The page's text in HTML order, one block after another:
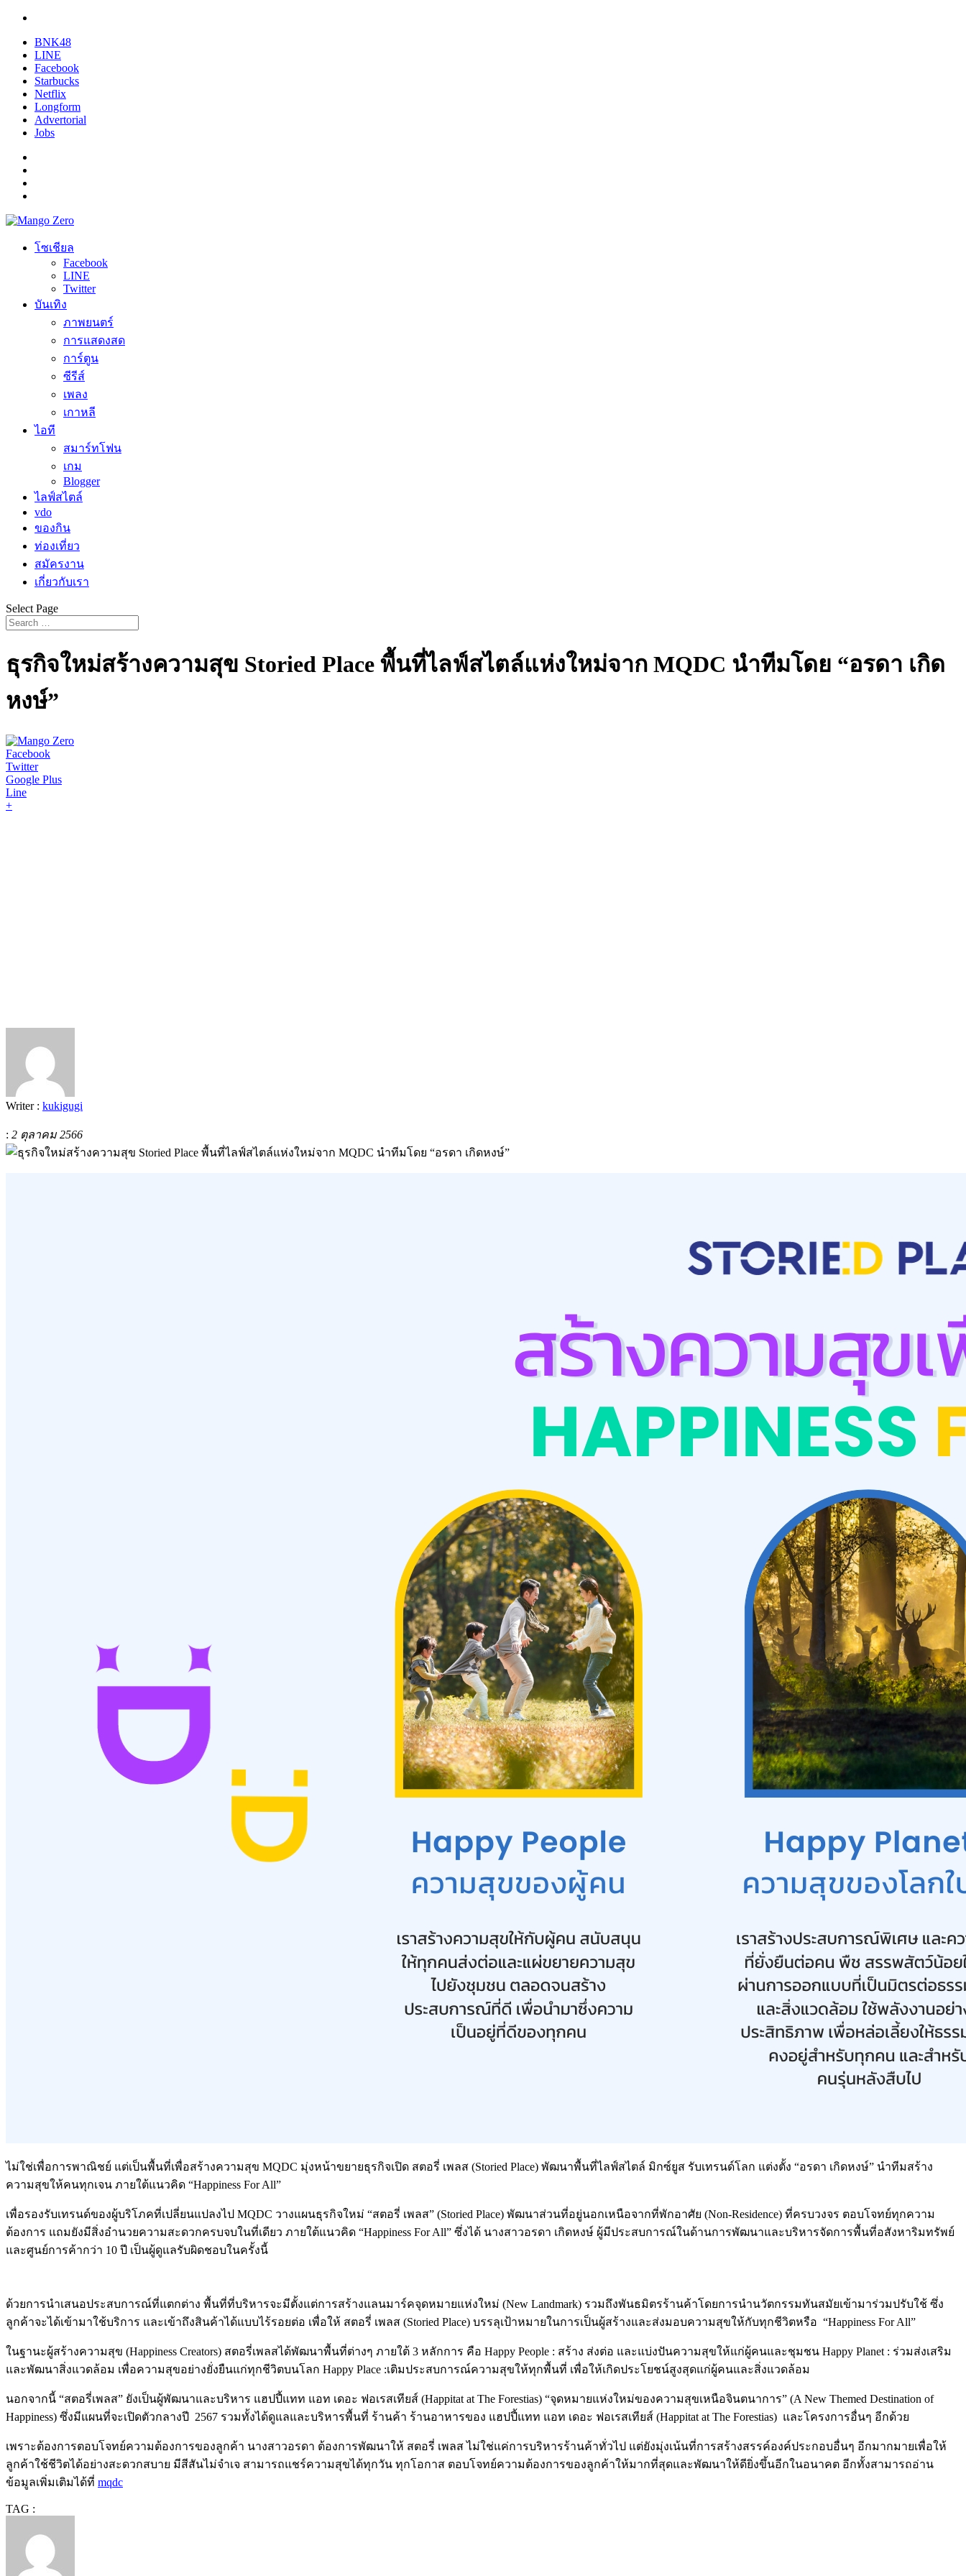
BNK48
LINE
Facebook
Starbucks
Netflix
Longform
Advertorial
Jobs
โซเชียล
Facebook
LINE
Twitter
บันเทิง
ภาพยนตร์
การแสดงสด
การ์ตูน
ซีรีส์
เพลง
เกาหลี
ไอที
สมาร์ทโฟน
เกม
Blogger
ไลฟ์สไตล์
vdo
ของกิน
ท่องเที่ยว
สมัครงาน
เกี่ยวกับเรา
Select Page
ธุรกิจใหม่สร้างความสุข Storied Place พื้นที่ไลฟ์สไตล์แห่งใหม่จาก MQDC นำทีมโดย “อรดา เกิด
หงษ์”
Facebook
Twitter
Google Plus
Line
+
Writer : kukigugi
: 2 ตุลาคม 2566
ไม่ใช่เพื่อการพาณิชย์ แต่เป็นพื้นที่เพื่อสร้างความสุข MQDC มุ่งหน้าขยายธุรกิจเปิด สตอรี่ เพลส (Storied Place) พัฒนาพื้นที่ไลฟ์สไตล์ มิกซ์ยูส รับเทรนด์โลก แต่งตั้ง “อรดา เกิดหงษ์” นำทีมสร้าง
ความสุขให้คนทุกเจน ภายใต้แนวคิด “Happiness For All”
เพื่อรองรับเทรนด์ของผู้บริโภคที่เปลี่ยนแปลงไป MQDC วางแผนธุรกิจใหม่ “สตอรี่ เพลส” (Storied Place) พัฒนาส่วนที่อยู่นอกเหนือจากที่พักอาศัย (Non-Residence) ที่ครบวงจร ตอบโจทย์ทุกความ
ต้องการ แถมยังมีสิ่งอำนวยความสะดวกครบจบในที่เดียว ภายใต้แนวคิด “Happiness For All” ซึ่งได้ นางสาวอรดา เกิดหงษ์ ผู้มีประสบการณ์ในด้านการพัฒนาและบริหารจัดการพื้นที่อสังหาริมทรัพย์
และศูนย์การค้ากว่า 10 ปี เป็นผู้ดูแลรับผิดชอบในครั้งนี้
ด้วยการนำเสนอประสบการณ์ที่แตกต่าง พื้นที่ที่บริหารจะมีตั้งแต่การสร้างแลนมาร์คจุดหมายแห่งใหม่ (New Landmark) รวมถึงพันธมิตรร้านค้าโดยการนำนวัตกรรมทันสมัยเข้ามาร่วมปรับใช้ ซึ่ง
ลูกค้าจะได้เข้ามาใช้บริการ และเข้าถึงสินค้าได้แบบไร้รอยต่อ เพื่อให้ สตอรี่ เพลส (Storied Place) บรรลุเป้าหมายในการเป็นผู้สร้างและส่งมอบความสุขให้กับทุกชีวิตหรือ “Happiness For All”
ในฐานะผู้สร้างความสุข (Happiness Creators) สตอรี่เพลสได้พัฒนาพื้นที่ต่างๆ ภายใต้ 3 หลักการ คือ Happy People : สร้าง ส่งต่อ และแบ่งปันความสุขให้แก่ผู้คนและชุมชน Happy Planet : ร่วมส่งเสริม
และพัฒนาสิ่งแวดล้อม เพื่อความสุขอย่างยั่งยืนแก่ทุกชีวิตบนโลก Happy Place :เติมประสบการณ์ความสุขให้ทุกพื้นที่ เพื่อให้เกิดประโยชน์สูงสุดแก่ผู้คนและสิ่งแวดล้อม
นอกจากนี้ “สตอรี่เพลส” ยังเป็นผู้พัฒนาและบริหาร แฮปปี้แทท แอท เดอะ ฟอเรสเทียส์ (Happitat at The Forestias) “จุดหมายแห่งใหม่ของความสุขเหนือจินตนาการ” (A New Themed Destination of
Happiness) ซึ่งมีแผนที่จะเปิดตัวกลางปี
2567 รวมทั้งได้ดูแลและบริหารพื้นที่ ร้านค้า ร้านอาหารของ แฮปปี้แทท แอท เดอะ ฟอเรสเทียส์ (Happitat at The Forestias) และโครงการอื่นๆ อีกด้วย
เพราะต้องการตอบโจทย์ความต้องการของลูกค้า นางสาวอรดา ต้องการพัฒนาให้ สตอรี่ เพลส ไม่ใช่แค่การบริหารร้านค้าทั่วไป แต่ยังมุ่งเน้นที่การสร้างสรรค์องค์ประกอบอื่นๆ อีกมากมายเพื่อให้
ลูกค้าใช้ชีวิตได้อย่างสะดวกสบาย มีสีสันไม่จำเจ สามารถแชร์ความสุขได้ทุกวัน ทุกโอกาส ตอบโจทย์ความต้องการของลูกค้าให้มากที่สุดและพัฒนาให้ดียิ่งขึ้นอีกในอนาคต อีกทั้งสามารถอ่าน
ข้อมูลเพิ่มเติมได้ที่ mqdc
TAG :